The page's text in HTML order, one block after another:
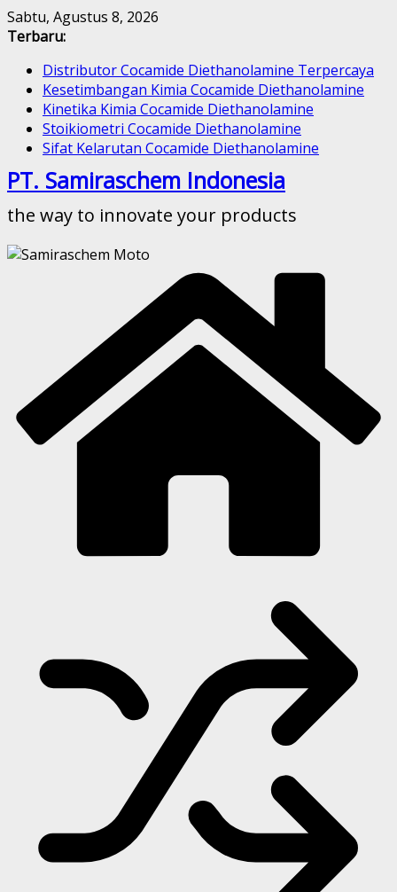
Skip
to
Sabtu, Agustus 8, 2026
Terbaru:
Distributor Cocamide Diethanolamine Terpercaya
Kesetimbangan Kimia Cocamide Diethanolamine
Kinetika Kimia Cocamide Diethanolamine
Stoikiometri Cocamide Diethanolamine
Sifat Kelarutan Cocamide Diethanolamine
PT. Samiraschem Indonesia
the way to innovate your products